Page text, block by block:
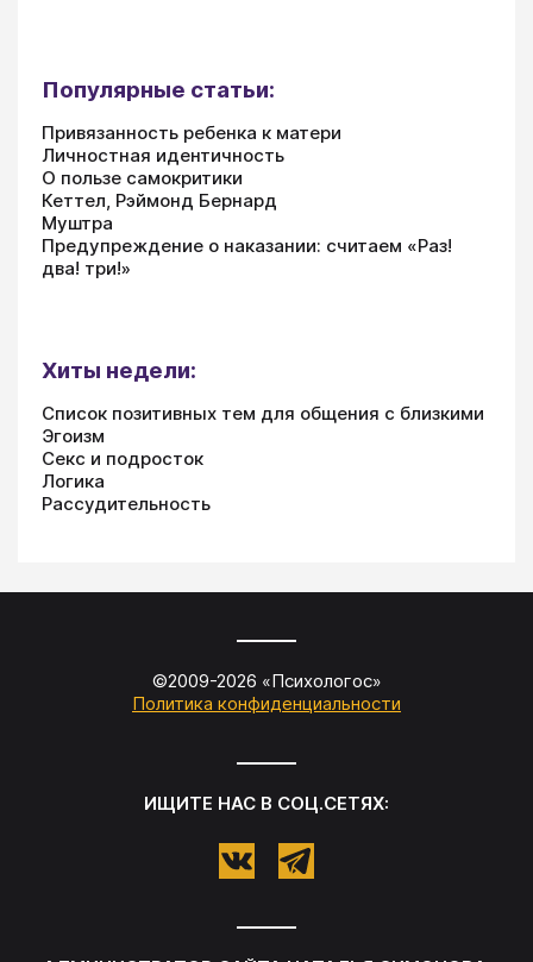
Популярные статьи:
Привязанность ребенка к матери
Личностная идентичность
О пользе самокритики
Кеттел, Рэймонд Бернард
Муштра
Предупреждение о наказании: считаем «Раз!
два! три!»
Хиты недели:
Список позитивных тем для общения с близкими
Эгоизм
Секс и подросток
Логика
Рассудительность
©2009-2026 «Психологос»
Политика конфиденциальности
ИЩИТЕ НАС В СОЦ.СЕТЯХ: